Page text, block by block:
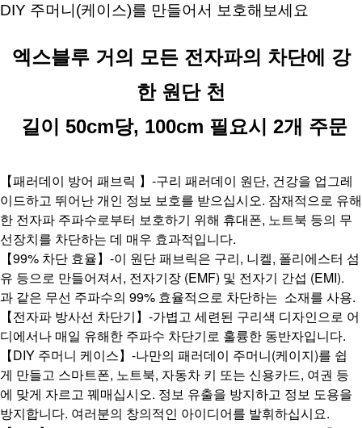
DIY 주머니(케이스)를 만들어서 보호해보세요
엑스블루 거의 모든 전자파의 차단에 강
한 원단 천
길이 50cm당, 100cm 필요시 2개 주문
【패러데이 방어 패브릭 】-구리 패러데이 원단, 건강을 업그레
이드하고 뛰어난 개인 정보 보호를 받으십시오. 잠재적으로 유해
한 전자파 주파수로부터 보호하기 위해 휴대폰, 노트북 등의 무
선장치를 차단하는 데 매우 효과적입니다.
【99% 차단 효율】-이 원단 패브릭은 구리, 니켈, 폴리에스터 섬
유 등으로 만들어져서, 전자기장 (EMF) 및 전자기 간섭 (EMI).
과 같은 무선 주파수의 99% 효율적으로 차단하는  소재를 사용.
【전자파 방사선 차단기】-가볍고 세련된 구리색 디자인으로 어
디에서나 매일 유해한 주파수 차단기로 훌륭한 동반자입니다.
【DIY 주머니 케이스】-나만의 패러데이 주머니(케이지)를 쉽
게 만들고 스마트폰, 노트북, 자동차 키 또는 신용카드, 여권 등
에 맞게 자르고 꿰매십시오. 정보 유출을 방지하고 정보 도용을
방지합니다. 여러분의 창의적인 아이디어를 발휘하십시요.